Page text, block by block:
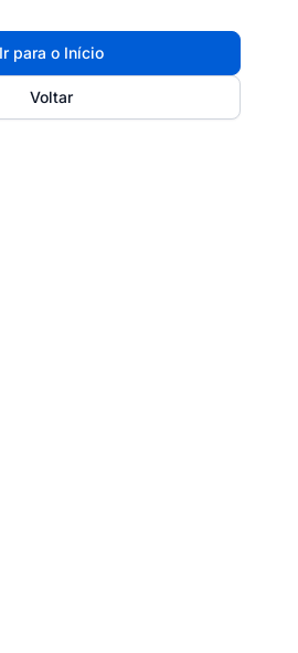
Ir para o Início
Voltar